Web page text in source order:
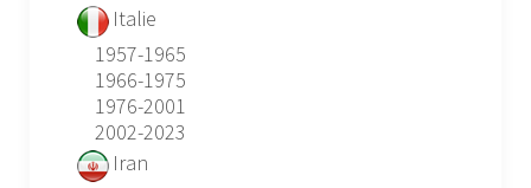
Italie
1957-1965
1966-1975
1976-2001
2002-2023
Iran